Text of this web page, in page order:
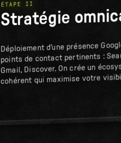
ÉTAPE II
Stratégie
Déploiement d'une présence
points de contact pertinents :
Gmail, Discover. On crée un
cohérent qui maximise votre